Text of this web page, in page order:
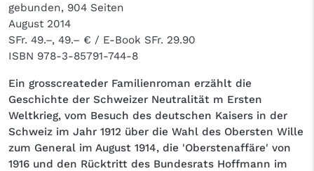
gebunden, 904 Seiten
August 2014
SFr. 49.–, 49.– € / E-Book SFr. 29.90
ISBN 978-3-85791-744-8
Ein grosscreateder Familienroman erzählt die
Geschichte der Schweizer Neutralität m Ersten
Weltkrieg, vom Besuch des deutschen Kaisers in der
Schweiz im Jahr 1912 über die Wahl des Obersten Wille
zum General im August 1914, die 'Oberstenaffäre' von
1916 und den Rücktritt des Bundesrats Hoffmann im